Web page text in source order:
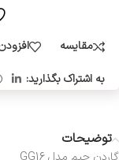
مقایسه
به اشتراک بگذارید:
توضیحات